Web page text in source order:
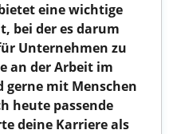
eine wichtige
bei der es darum
Unternehmen zu
an der Arbeit im
gerne mit Menschen
heute passende
deine Karriere als